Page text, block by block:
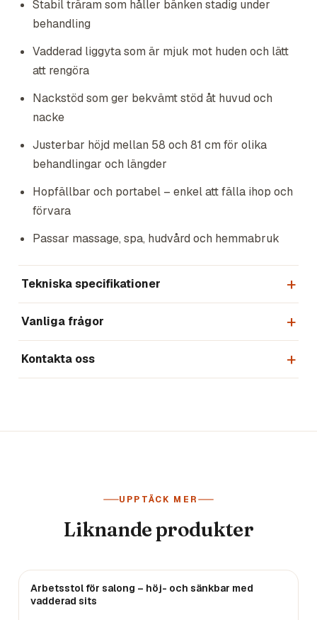
Stabil träram som håller bänken stadig under
behandling
Vadderad liggyta som är mjuk mot huden och lätt
att rengöra
Nackstöd som ger bekvämt stöd åt huvud och
nacke
Justerbar höjd mellan 58 och 81 cm för olika
behandlingar och längder
Hopfällbar och portabel – enkel att fälla ihop och
förvara
Passar massage, spa, hudvård och hemmabruk
Tekniska specifikationer
Vanliga frågor
Kontakta oss
UPPTÄCK MER
Liknande produkter
Arbetsstol för salong – höj- och sänkbar med
vadderad sits